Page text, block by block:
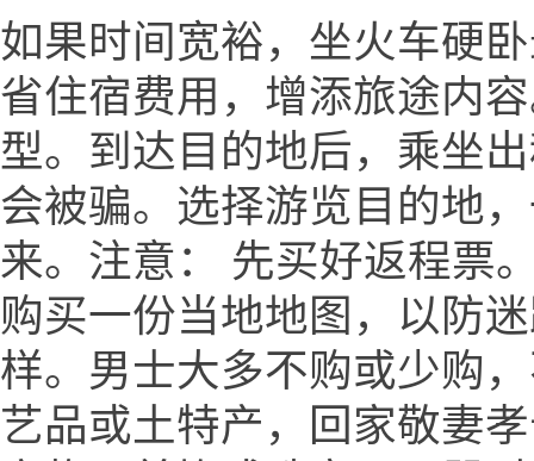
如果时间宽裕，坐火车硬
省住宿费用，增添旅途内
型。到达目的地后，乘坐
会被骗。选择游览目的地
来。注意： 先买好返程票
购买一份当地地图，以防
样。男士大多不购或少购
艺品或土特产，回家敬妻